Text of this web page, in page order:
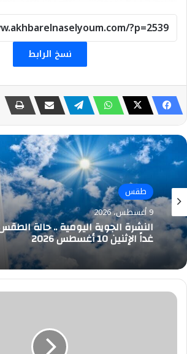
نسخ الرابط
رياضة
9 أغسطس، 2026
مصر في التصنيف الأول بقرعة كأس
الأفريقية لكرة الصالات
الاستخبارات